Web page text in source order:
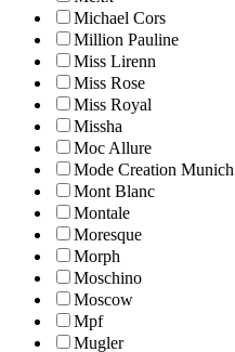
Michael Cors
Million Pauline
Miss Lirenn
Miss Rose
Miss Royal
Missha
Moc Allure
Mode Creation Munich
Mont Blanc
Montale
Moresque
Morph
Moschino
Moscow
Mpf
Mugler